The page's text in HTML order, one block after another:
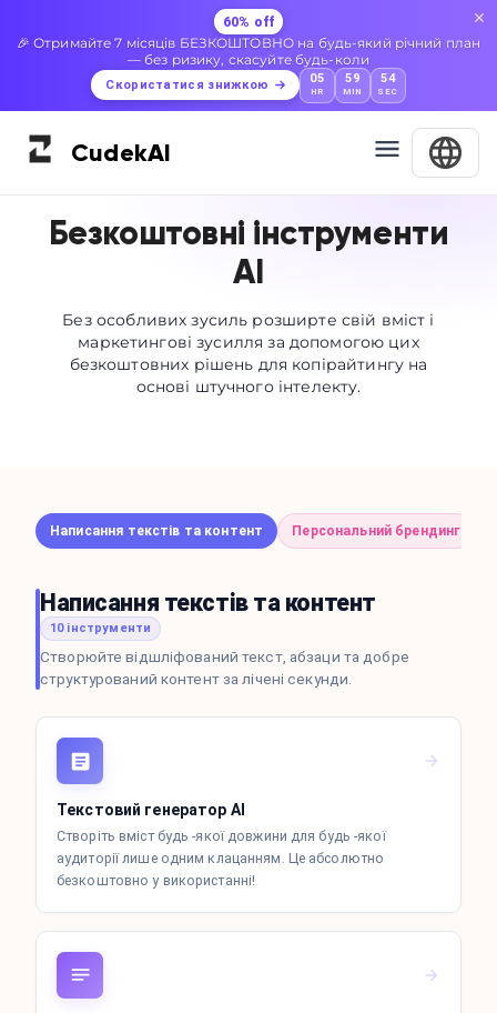
60% off
🎉 Отримайте 7 місяців БЕЗКОШТОВНО на будь-який річний план
— без ризику, скасуйте будь-коли
Скористатися знижкою 05
HR
59
MIN
54
SEC
CudekAI
Безкоштовні інструменти
AI
Без особливих зусиль розширте свій вміст і
маркетингові зусилля за допомогою цих
безкоштовних рішень для копірайтингу на
основі штучного інтелекту.
Написання текстів та контент Персональний брендинг
Написання текстів та контент
10 інструменти
Створюйте відшліфований текст, абзаци та добре
структурований контент за лічені секунди.
Текстовий генератор AI
Створіть вміст будь -якої довжини для будь -якої
аудиторії лише одним клацанням. Це абсолютно
безкоштовно у використанні!